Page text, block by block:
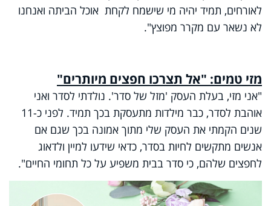
לאורחים, תמיד יהיה מי שישמח לקחת אוכל הביתה ואנחנו
לא נשאר עם מקרר מפוצץ".
מזי טמים: "אל תצרכו חפצים מיותרים"
"אני מזי, בעלת העסק 'מזל של סדר'. נולדתי לסדר ואני
אוהבת לסדר, כבר מילדות מתעסקת בכך תמיד. לפני כ-11
שנים הקמתי את העסק שלי מתוך אמונה בכך שגם אם
אנשים מתקשים לחיות בסדר, כדאי שידעו למיין ולדאוג
לחפצים שלהם, כי סדר בבית משפיע על כל תחומי החיים".